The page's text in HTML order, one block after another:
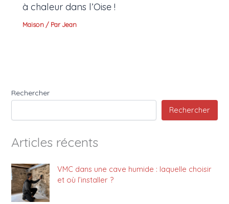
à chaleur dans l’Oise !
Maison / ParJean
Rechercher
Rechercher
Articles récents
VMC dans une cave humide : laquelle choisir
et où l’installer ?